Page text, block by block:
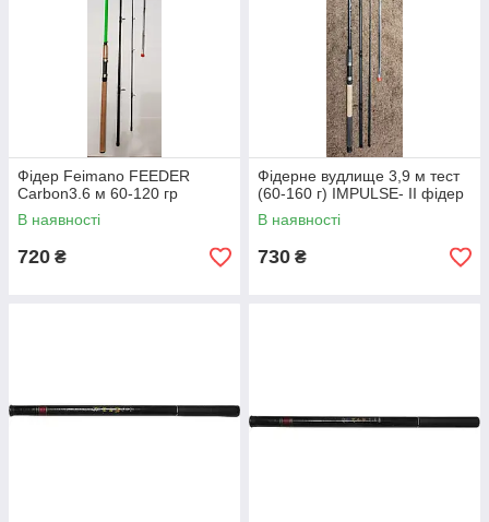
Фідер Feimano FEEDER
Carbon3.6 м 60-120 гр
В наявності
720 ₴
Фідерне вудлище 3,9 м тест
(60-160 г) IMPULSE- II фідер
В наявності
730 ₴